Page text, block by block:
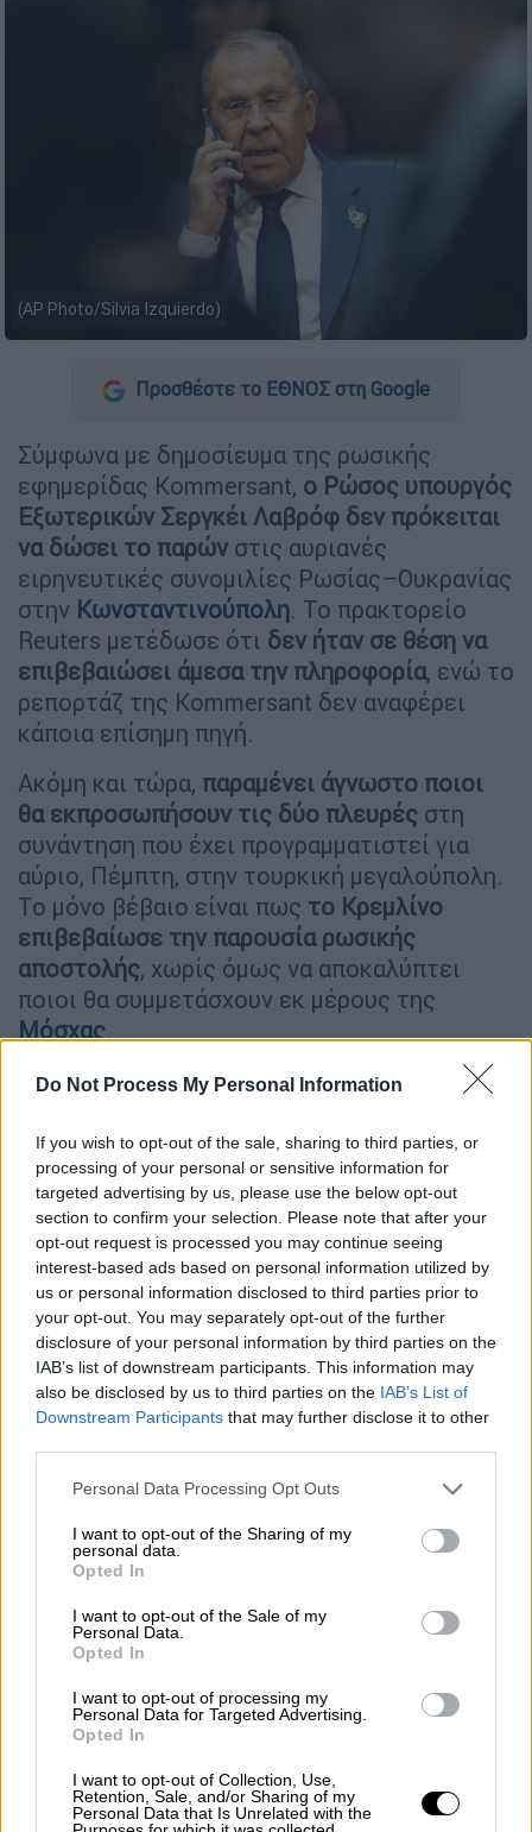
Do Not Process My Personal Information
If you wish to opt-out of the sale, sharing to third parties, or
processing of your personal or sensitive information for
targeted advertising by us, please use the below opt-out
section to confirm your selection. Please note that after your
opt-out request is processed you may continue seeing
interest-based ads based on personal information utilized by
us or personal information disclosed to third parties prior to
your opt-out. You may separately opt-out of the further
disclosure of your personal information by third parties on the
IAB’s list of downstream participants. This information may
also be disclosed by us to third parties on the IAB’s List of
Downstream Participants that may further disclose it to other
Please note that this website/app uses one or more Google
not limited to your visit or usage behaviour. You may click to
grant or deny consent to Google and its third-party tags to
use your data for below specified purposes in below Google
consent section.
Personal Data Processing Opt Outs
I want to opt-out of the Sharing of my
personal data.
Opted In
I want to opt-out of the Sale of my
Personal Data.
Opted In
I want to opt-out of processing my
Personal Data for Targeted Advertising.
Opted In
I want to opt-out of Collection, Use,
Retention, Sale, and/or Sharing of my
Personal Data that Is Unrelated with the
(AP Photo/Silvia Izquierdo)
Προσθέστε το ΕΘΝΟΣ στη Google
Σύμφωνα με δημοσίευμα της ρωσικής
εφημερίδας Kommersant, ο Ρώσος υπουργός
Εξωτερικών Σεργκέι Λαβρόφ δεν πρόκειται
να δώσει το παρών στις αυριανές
ειρηνευτικές συνομιλίες Ρωσίας–Ουκρανίας
στην Κωνσταντινούπολη. Το πρακτορείο
Reuters μετέδωσε ότι δεν ήταν σε θέση να
επιβεβαιώσει άμεσα την πληροφορία, ενώ το
ρεπορτάζ της Kommersant δεν αναφέρει
κάποια επίσημη πηγή.
Ακόμη και τώρα, παραμένει άγνωστο ποιοι
θα εκπροσωπήσουν τις δύο πλευρές στη
συνάντηση που έχει προγραμματιστεί για
αύριο, Πέμπτη, στην τουρκική μεγαλούπολη.
Το μόνο βέβαιο είναι πως το Κρεμλίνο
επιβεβαίωσε την παρουσία ρωσικής
αποστολής, χωρίς όμως να αποκαλύπτει
ποιοι θα συμμετάσχουν εκ μέρους της
Μόσχας.
ΔΙΑΒΑΣΤΕ ΕΠΙΣΗΣ
Κόσμος|14.05.2025 17:42
«Πύργοι Τραμπ» για την ειρήνη στην
Ουκρανία: Το μοντέλο της Μέσης
Ανατολής ως πρότυπο για το μέτωπο
του πολέμου
Κόσμος|14.05.2025 18:20
Με τον Άντριι Σιμπίχα συναντήθηκε ο
Φιντάν - Στο επίκεντρο οι
Ζελένσκι περιμένει τον Πούτιν - Ο
Τραμπ καραδοκεί
Την ίδια στιγμή,
στάση αναμονής. Όπως δήλωσε Ουκρανός
αξιωματούχος στο Γαλλικό Πρακτορείο,
υποβάλει από την Κυριακή επίσημη πρόταση